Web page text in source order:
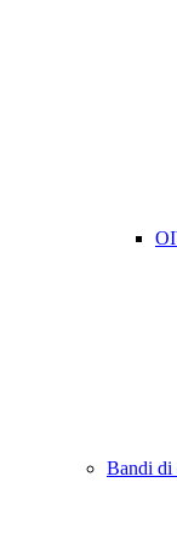
Bandi di